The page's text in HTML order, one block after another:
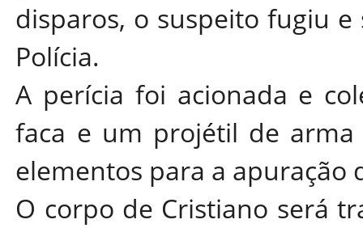
disparos, o suspeito fugiu
Polícia.
A perícia foi acionada e
faca e um projétil de
elementos para a apuração
O corpo de Cristiano será